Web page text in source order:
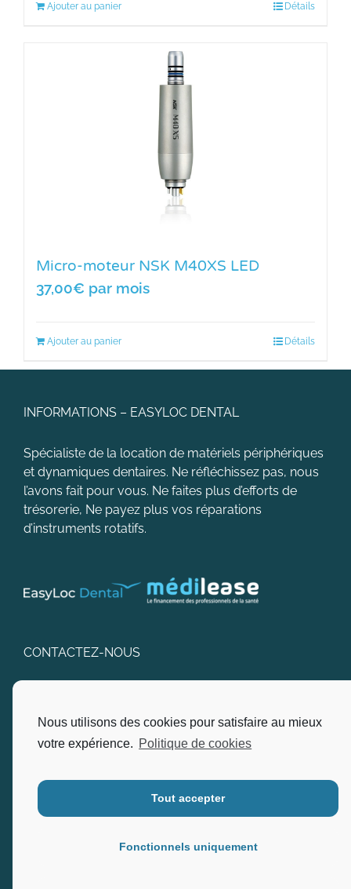
Ajouter au panier Détails
Micro-moteur NSK M40XS LED
37,00€ par mois
Ajouter au panier Détails
INFORMATIONS – EASYLOC DENTAL
Spécialiste de la location de matériels périphériques
et dynamiques dentaires. Ne réfléchissez pas, nous
l’avons fait pour vous. Ne faites plus d’efforts de
trésorerie, Ne payez plus vos réparations
d’instruments rotatifs.
CONTACTEZ-NOUS
Adresse : Pôle D’Excellence, 22, Via Nova Bât I2B
Ingénierie – 83600 Fréjus.
Nous utilisons des cookies pour satisfaire au mieux
votre expérience. Politique de cookies
Tout accepter
Fonctionnels uniquement